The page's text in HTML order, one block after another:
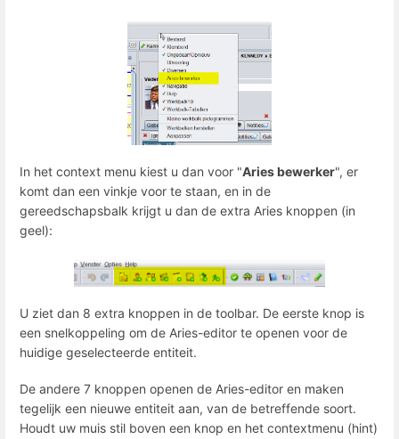
In het context menu kiest u dan voor "Aries bewerker", er
komt dan een vinkje voor te staan, en in de
gereedschapsbalk krijgt u dan de extra Aries knoppen (in
geel):
U ziet dan 8 extra knoppen in de toolbar. De eerste knop is
een snelkoppeling om de ​​Aries-editor te openen voor de
huidige geselecteerde entiteit.
De andere 7 knoppen openen de Aries-editor en maken
tegelijk een ​​nieuwe entiteit aan, van de betreffende soort.
Houdt uw muis stil boven een knop en het contextmenu (hint)